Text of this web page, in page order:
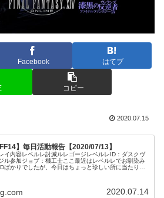
Facebook はてブ
コピー
2020.07.15
FF14】毎日活動報告【2020/07/13】
イ内容レベルレ討滅ルレゴージレベルレID：ダスクヴ
ル参加ジョブ：機工士ここ最近はレベルレでお馴染み
ばかりでしたが、今日はちょっと珍しい所に当たりま
2020.07.14